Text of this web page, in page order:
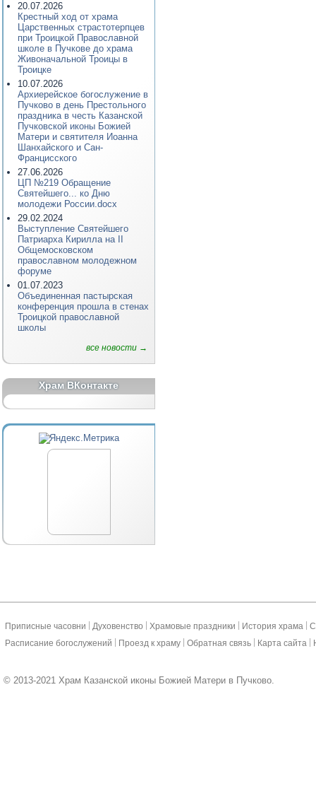
20.07.2026
Крестный ход от храма
Царственных страстотерпцев
при Троицкой Православной
школе в Пучкове до храма
Живоначальной Троицы в
Троицке
10.07.2026
Архиерейское богослужение в
Пучково в день Престольного
праздника в честь Казанской
Пучковской иконы Божией
Матери и святителя Иоанна
Шанхайского и Сан-
Францисского
27.06.2026
ЦП №219 Обращение
Святейшего... ко Дню
молодежи России.docx
29.02.2024
Выступление Святейшего
Патриарха Кирилла на II
Общемосковском
православном молодежном
форуме
01.07.2023
Объединенная пастырская
конференция прошла в стенах
Троицкой православной
школы
все новости →
Храм ВКонтакте
Приписные часовни Духовенство Храмовые праздники История храма
Расписание богослужений
Проезд к храму Обратная связь Карта сайта
© 2013-2021 Храм Казанской иконы Божией Матери в Пучково.